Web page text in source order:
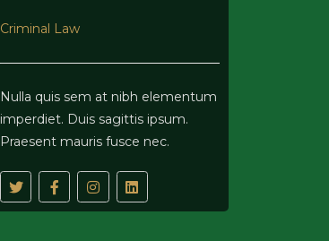
Criminal Law
Nulla quis sem at nibh elementum
imperdiet. Duis sagittis ipsum.
Praesent mauris fusce nec.